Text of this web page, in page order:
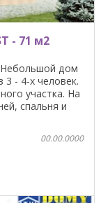
- 71 м2
Небольшой дом
3 - 4-х человек.
участка. На
спальня и
00.00.0000